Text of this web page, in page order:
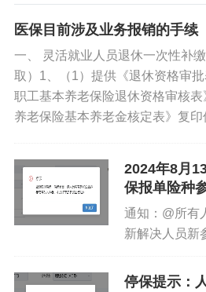
http://ybj.jl.gov.cn/
4_8930172.html
医保目前涉及业务报销的手续
一、 灵活就业人员退休一次性补
取）1、（1）提供《退休资格审
职工基本养老保险退休资格审核
养老保险基本养老金核定表》复印
2024年8月
保报单险种
通知：@所有
新解决人员新
题，请各地
停保提示：